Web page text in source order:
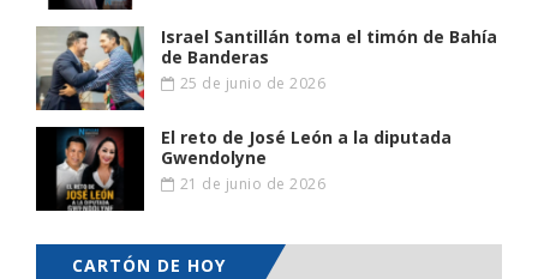
Israel Santillán toma el timón de Bahía
de Banderas
25 de junio de 2026
El reto de José León a la diputada
Gwendolyne
21 de junio de 2026
CARTÓN DE HOY